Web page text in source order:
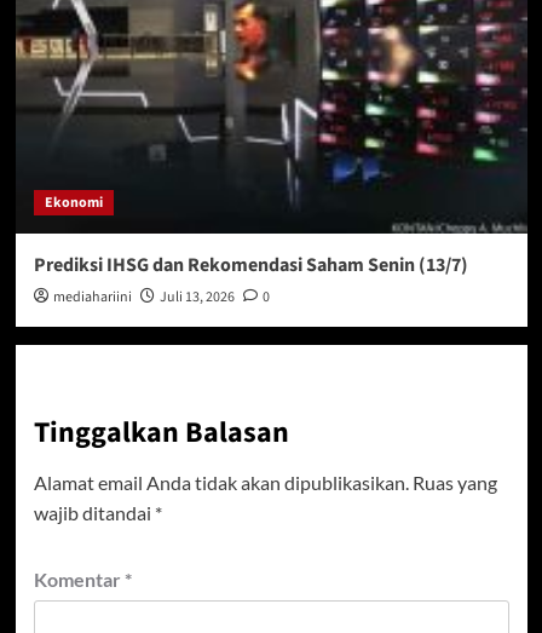
Ekonomi
Prediksi IHSG dan Rekomendasi Saham Senin (13/7)
mediahariini Juli 13, 2026 0
Tinggalkan Balasan
Alamat email Anda tidak akan dipublikasikan. Ruas yang
wajib ditandai *
Komentar *